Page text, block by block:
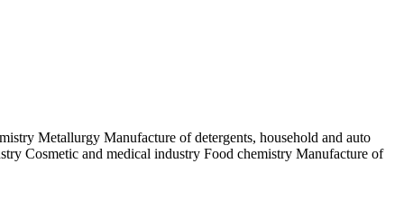
Metallurgy Manufacture of detergents, household and auto
Cosmetic and medical industry Food chemistry Manufacture of